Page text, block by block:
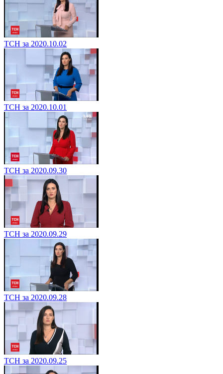
ТСН за 2020.10.02
ТСН за 2020.10.01
ТСН за 2020.09.30
ТСН за 2020.09.29
ТСН за 2020.09.28
ТСН за 2020.09.25